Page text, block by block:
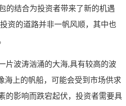
的结合为投资者带来了新的机遇
资的道路并非一帆风顺，其中也
片波涛汹涌的大海,具有较高的波
海上的帆船，可能会受到市场供求
的影响而跌宕起伏，投资者需要具